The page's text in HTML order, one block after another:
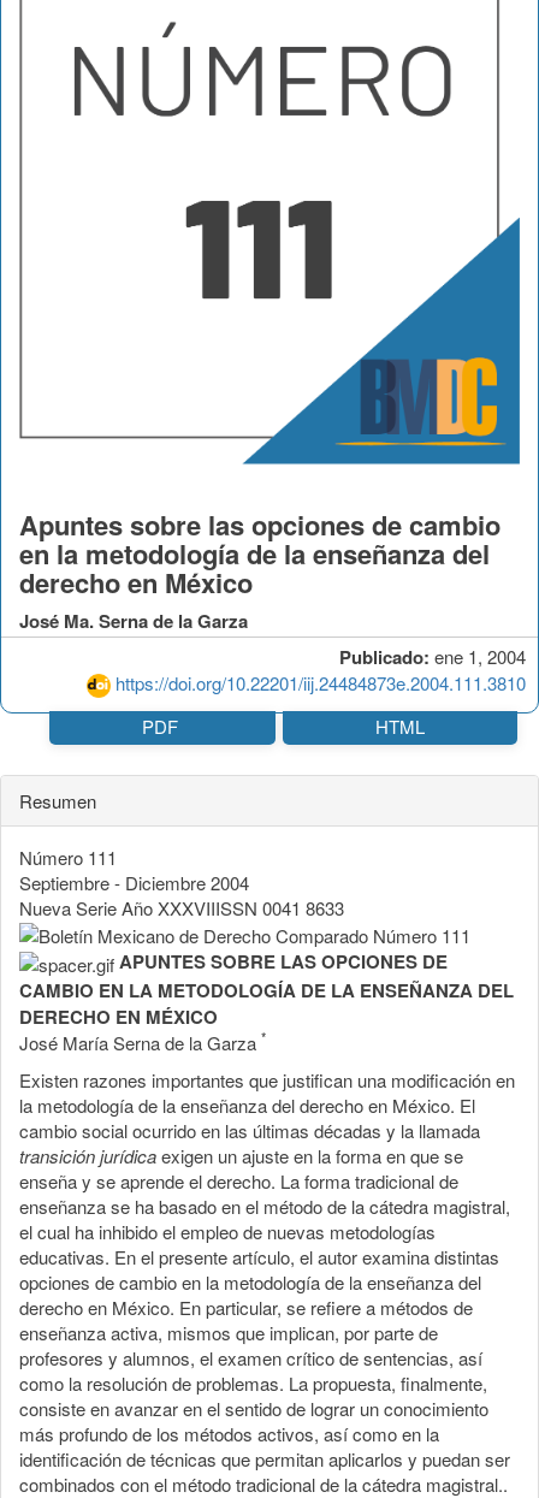
Publicado: ene 1, 2004
https://doi.org/10.22201/iij.24484873e.2004.111.3810
Apuntes sobre las opciones de cambio
en la metodología de la enseñanza del
derecho en México
José Ma. Serna de la Garza
PDF HTML
Resumen
Número 111
Septiembre - Diciembre 2004
Nueva Serie Año XXXVIIISSN 0041 8633
APUNTES SOBRE LAS OPCIONES DE
CAMBIO EN LA METODOLOGÍA DE LA ENSEÑANZA DEL
DERECHO EN MÉXICO
José María Serna de la Garza *
Existen razones importantes que justifican una modificación en
la metodología de la enseñanza del derecho en México. El
cambio social ocurrido en las últimas décadas y la llamada
transición jurídicaexigen un ajuste en la forma en que se
enseña y se aprende el derecho. La forma tradicional de
enseñanza se ha basado en el método de la cátedra magistral,
el cual ha inhibido el empleo de nuevas metodologías
educativas. En el presente artículo, el autor examina distintas
opciones de cambio en la metodología de la enseñanza del
derecho en México. En particular, se refiere a métodos de
enseñanza activa, mismos que implican, por parte de
profesores y alumnos, el examen crítico de sentencias, así
como la resolución de problemas. La propuesta, finalmente,
consiste en avanzar en el sentido de lograr un conocimiento
más profundo de los métodos activos, así como en la
identificación de técnicas que permitan aplicarlos y puedan ser
combinados con el método tradicional de la cátedra magistral..